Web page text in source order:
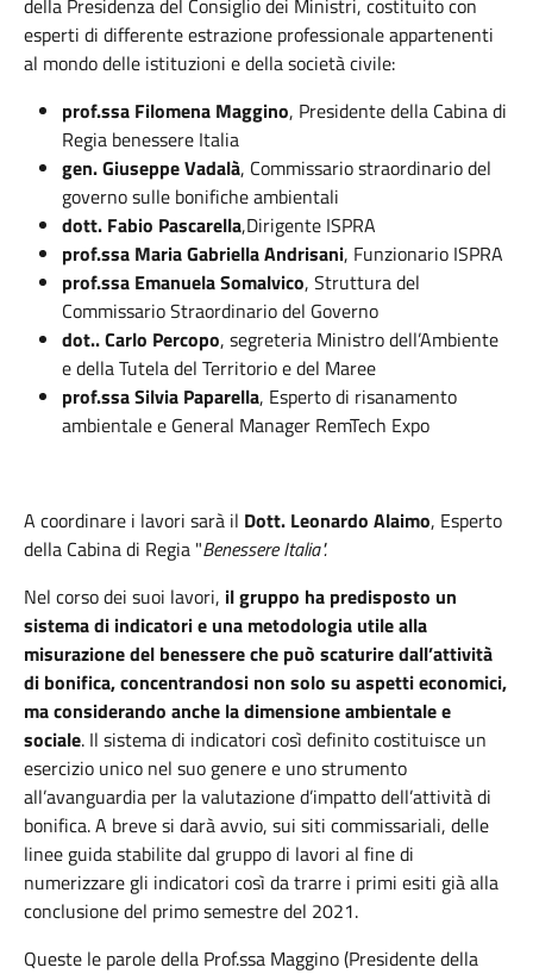
della Presidenza del Consiglio dei Ministri, costituito con
esperti di differente estrazione professionale appartenenti
al mondo delle istituzioni e della società civile:
prof.ssa Filomena Maggino, Presidente della Cabina di
Regia benessere Italia
gen. Giuseppe Vadalà, Commissario straordinario del
governo sulle bonifiche ambientali
dott. Fabio Pascarella,Dirigente ISPRA
prof.ssa Maria Gabriella Andrisani, Funzionario ISPRA
prof.ssa Emanuela Somalvico, Struttura del
Commissario Straordinario del Governo
dot.. Carlo Percopo, segreteria Ministro dell’Ambiente
e della Tutela del Territorio e del Maree
prof.ssa Silvia Paparella, Esperto di risanamento
ambientale e General Manager RemTech Expo
A coordinare i lavori sarà il Dott. Leonardo Alaimo, Esperto
della Cabina di Regia "Benessere Italia".
Nel corso dei suoi lavori, il gruppo ha predisposto un
sistema di indicatori e una metodologia utile alla
misurazione del benessere che può scaturire dall’attività
di bonifica, concentrandosi non solo su aspetti economici,
ma considerando anche la dimensione ambientale e
sociale. Il sistema di indicatori così definito costituisce un
esercizio unico nel suo genere e uno strumento
all’avanguardia per la valutazione d’impatto dell’attività di
bonifica. A breve si darà avvio, sui siti commissariali, delle
linee guida stabilite dal gruppo di lavori al fine di
numerizzare gli indicatori così da trarre i primi esiti già alla
conclusione del primo semestre del 2021.
Queste le parole della Prof.ssa Maggino (Presidente della